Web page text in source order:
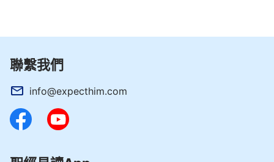
聯繫我們
info@expecthim.com